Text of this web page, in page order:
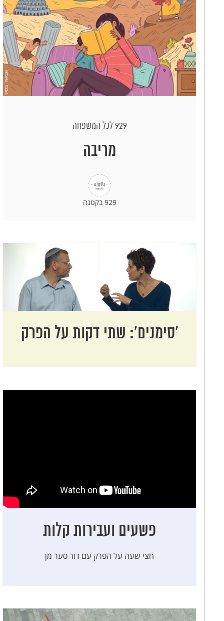
929 לכל המשפחה
מריבה
929 בקטנה
‘סימנים': שתי דקות על הפרק
פשעים ועבירות קלות
חצי שעה על הפרק עם דור סער מן